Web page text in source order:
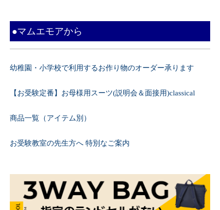
●マムエモアから
幼稚園・小学校で利用するお作り物のオーダー承ります
【お受験定番】お母様用スーツ(説明会＆面接用)classical
商品一覧（アイテム別）
お受験教室の先生方へ 特別なご案内